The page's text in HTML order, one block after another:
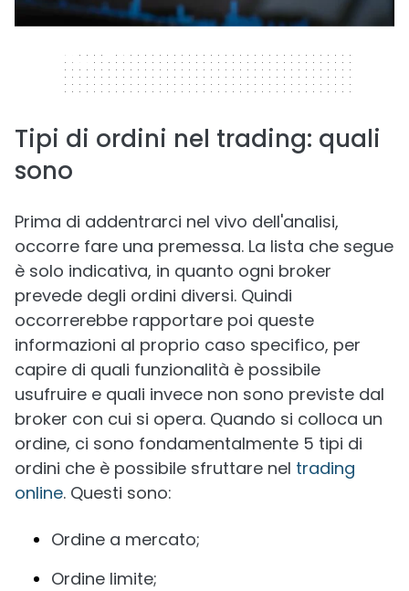
320 x 50
Tipi di ordini nel trading: quali
sono
Prima di addentrarci nel vivo dell'analisi,
occorre fare una premessa. La lista che segue
è solo indicativa, in quanto ogni broker
prevede degli ordini diversi. Quindi
occorrerebbe rapportare poi queste
informazioni al proprio caso specifico, per
capire di quali funzionalità è possibile
usufruire e quali invece non sono previste dal
broker con cui si opera. Quando si colloca un
ordine, ci sono fondamentalmente 5 tipi di
ordini che è possibile sfruttare nel trading
online. Questi sono:
Ordine a mercato;
Ordine limite;